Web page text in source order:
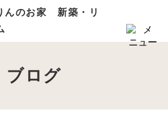
ブログ